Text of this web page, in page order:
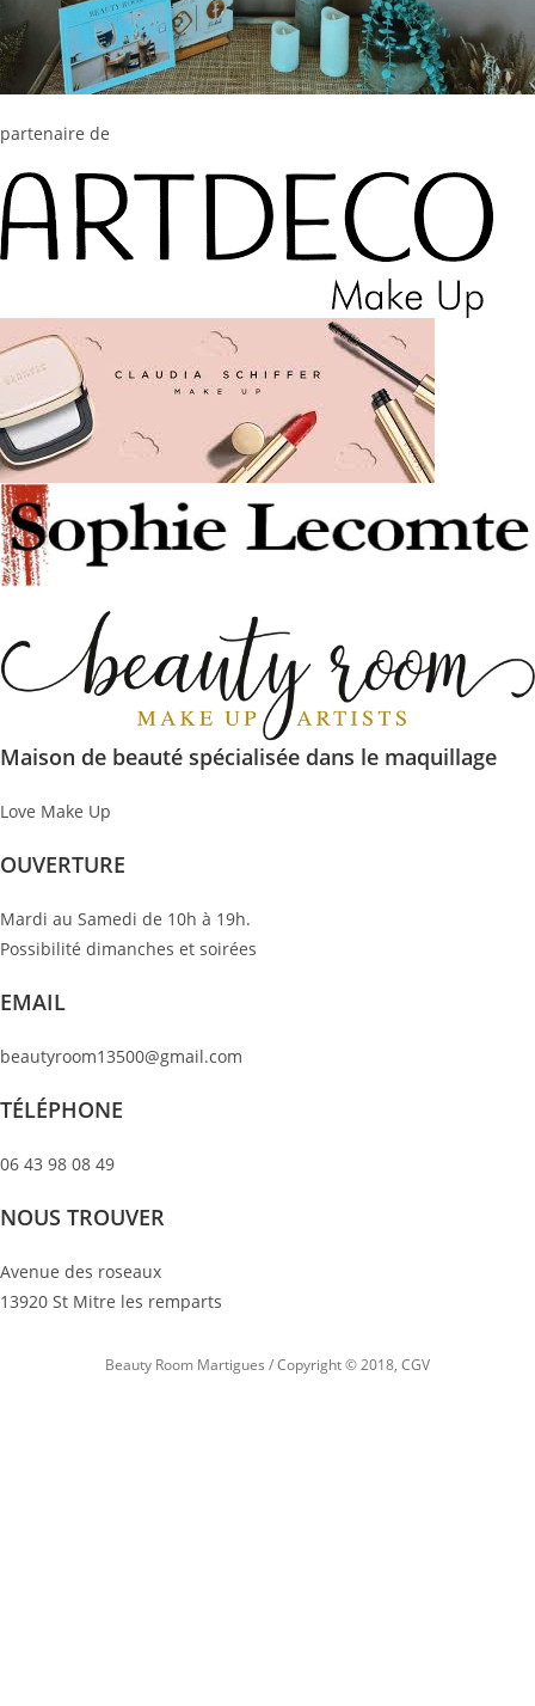
partenaire de
Maison de beauté spécialisée dans le maquillage
Love Make Up
OUVERTURE
Mardi au Samedi de 10h à 19h.
Possibilité dimanches et soirées
EMAIL
beautyroom13500@gmail.com
TÉLÉPHONE
06 43 98 08 49
NOUS TROUVER
Avenue des roseaux
13920 St Mitre les remparts
Beauty Room Martigues / Copyright © 2018, CGV